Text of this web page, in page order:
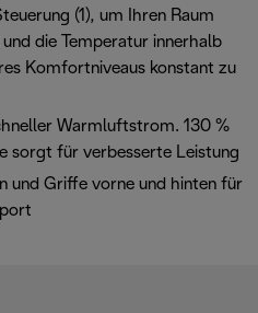
(1), um Ihren Raum
die Temperatur innerhalb
Komfortniveaus konstant zu
Warmluftstrom. 130 %
sorgt für verbesserte Leistung
und Griffe vorne und hinten für